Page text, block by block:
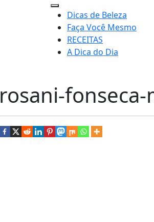
Dicas de Beleza
Faça Você Mesmo
RECEITAS
A Dica do Dia
rosani-